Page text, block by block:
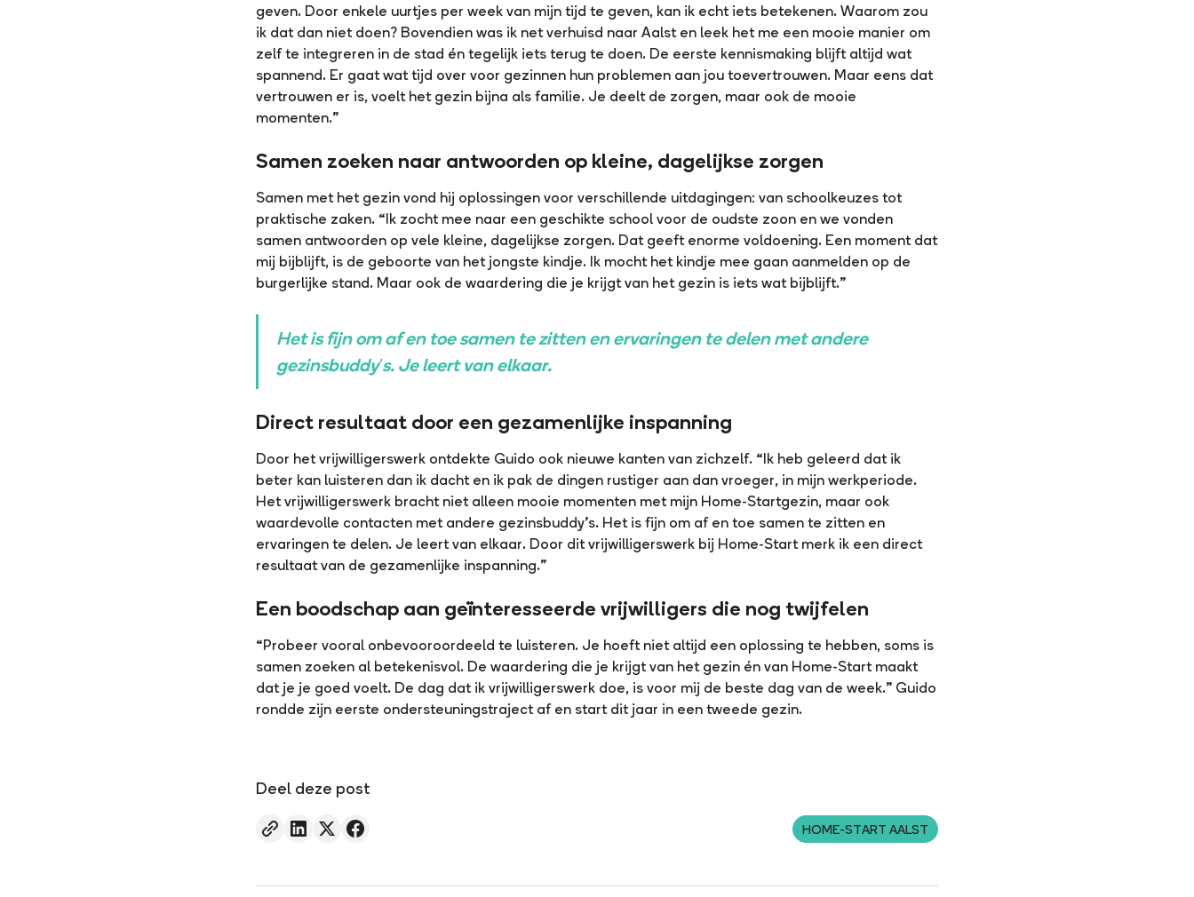
geven. Door enkele uurtjes per week van mijn tijd te geven, kan ik echt iets betekenen. Waarom zou
ik dat dan niet doen? Bovendien was ik net verhuisd naar Aalst en leek het me een mooie manier om
zelf te integreren in de stad én tegelijk iets terug te doen. De eerste kennismaking blijft altijd wat
spannend. Er gaat wat tijd over voor gezinnen hun problemen aan jou toevertrouwen. Maar eens dat
vertrouwen er is, voelt het gezin bijna als familie. Je deelt de zorgen, maar ook de mooie
momenten.”
Samen zoeken naar antwoorden op kleine, dagelijkse zorgen
Samen met het gezin vond hij oplossingen voor verschillende uitdagingen: van schoolkeuzes tot
praktische zaken. “Ik zocht mee naar een geschikte school voor de oudste zoon en we vonden
samen antwoorden op vele kleine, dagelijkse zorgen. Dat geeft enorme voldoening. Een moment dat
mij bijblijft, is de geboorte van het jongste kindje. Ik mocht het kindje mee gaan aanmelden op de
burgerlijke stand. Maar ook de waardering die je krijgt van het gezin is iets wat bijblijft.”
Het is fijn om af en toe samen te zitten en ervaringen te delen met andere
gezinsbuddy's. Je leert van elkaar.
Direct resultaat door een gezamenlijke inspanning
Door het vrijwilligerswerk ontdekte Guido ook nieuwe kanten van zichzelf. “Ik heb geleerd dat ik
beter kan luisteren dan ik dacht en ik pak de dingen rustiger aan dan vroeger, in mijn werkperiode.
Het vrijwilligerswerk bracht niet alleen mooie momenten met mijn Home-Startgezin, maar ook
waardevolle contacten met andere gezinsbuddy’s. Het is fijn om af en toe samen te zitten en
ervaringen te delen. Je leert van elkaar. Door dit vrijwilligerswerk bij Home-Start merk ik een direct
resultaat van de gezamenlijke inspanning.”
Een boodschap aan geïnteresseerde vrijwilligers die nog twijfelen
“Probeer vooral onbevooroordeeld te luisteren. Je hoeft niet altijd een oplossing te hebben, soms is
samen zoeken al betekenisvol. De waardering die je krijgt van het gezin én van Home-Start maakt
dat je je goed voelt. De dag dat ik vrijwilligerswerk doe, is voor mij de beste dag van de week.” Guido
rondde zijn eerste ondersteuningstraject af en start dit jaar in een tweede gezin.
Deel deze post
HOME-START AALST